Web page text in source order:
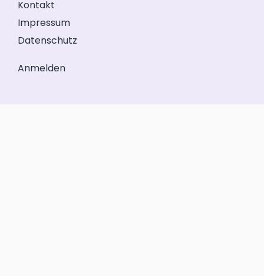
Kontakt
Impressum
Datenschutz
Anmelden